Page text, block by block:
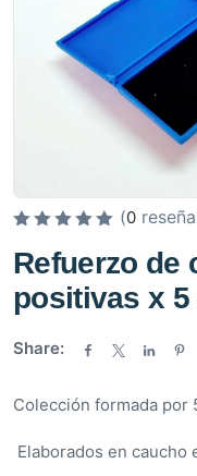
a
l
o
r
d
e
(0
Refuerzo de
positivas x
Share:
Colección formada por
Elaborados en